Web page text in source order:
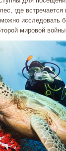
где
исследовать
мировой